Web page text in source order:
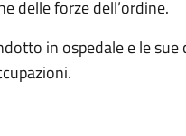
delle forze dell’ordine.
in ospedale e le